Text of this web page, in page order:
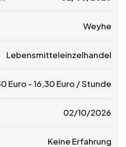
Weyhe
Lebensmitteleinzelhandel
Euro -16,30 Euro / Stunde
02/10/2026
Keine Erfahrung